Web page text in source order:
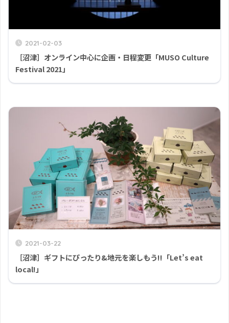
2021-02-03
［沼津］オンライン中心に企画・日程変更「MUSO Culture
Festival 2021」
2021-03-22
［沼津］ギフトにぴったり&地元を楽しもう!!「Let’s eat
local!」